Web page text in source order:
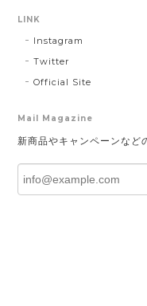
LINK
Instagram
Twitter
Official Site
Mail Magazine
新商品やキャンペーンなど